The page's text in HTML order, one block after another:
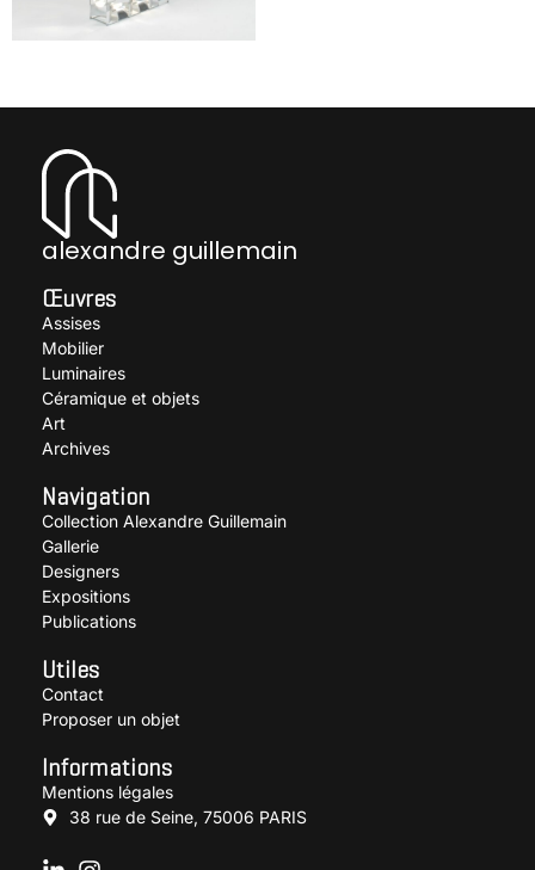
SAUZE Max
alexandre guillemain
Œuvres
Assises
Mobilier
Luminaires
Céramique et objets
Art
Archives
Navigation
Collection Alexandre Guillemain
Gallerie
Designers
Expositions
Publications
Utiles
Contact
Proposer un objet
Informations
Mentions légales
38 rue de Seine, 75006 PARIS